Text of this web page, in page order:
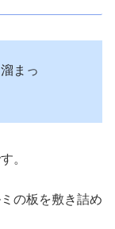
まっ
。
の板を敷き詰め